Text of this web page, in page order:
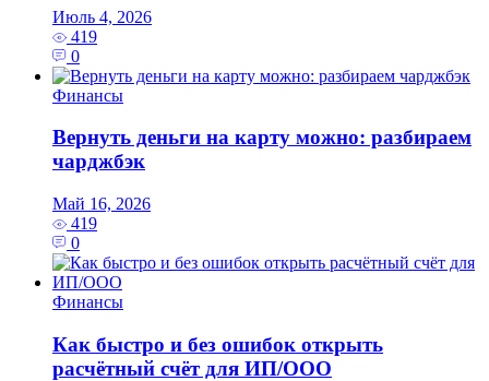
Июль 4, 2026
419
0
Финансы
Вернуть деньги на карту можно: разбираем
чарджбэк
Май 16, 2026
419
0
Финансы
Как быстро и без ошибок открыть
расчётный счёт для ИП/ООО